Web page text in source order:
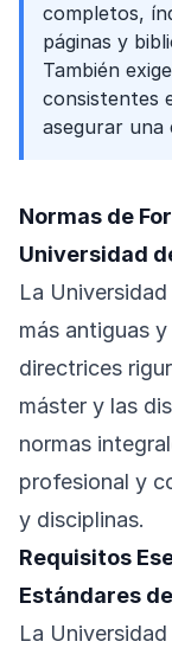
completos,
páginas y
También
consistentes
asegurar una
Normas de
Universidad
La
más antiguas
directrices
máster y las
normas
profesional y
y disciplinas.
Requisitos
Estándares
La